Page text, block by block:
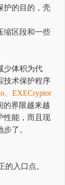
护的目的，壳
缩区段和一些
少体积为代
技术保护程序
、EXECryptor
的界限越来越
性能，而且现
了。
的入口点。